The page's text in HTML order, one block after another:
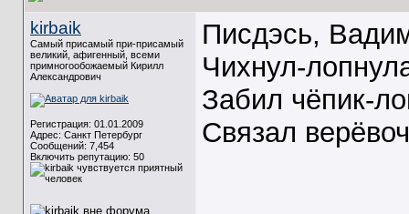
kirbaik
Самый присамый при-присамый
великий, афигенный, всеми
примногообожаемый Кирилл
Александрович
Регистрация: 01.01.2009
Адрес: Санкт Петербург
Сообщений: 7,454
Включить репутацию: 50
Писдэсь,
Чихнул-
Забил чёпик-
Связал